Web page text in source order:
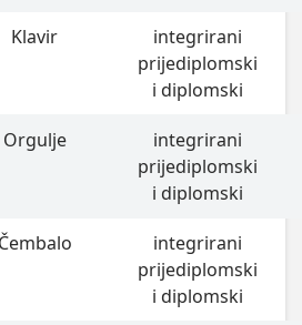
Klavir
integrirani
prijediplomski
i diplomski
Orgulje
integrirani
prijediplomski
i diplomski
Čembalo
integrirani
prijediplomski
i diplomski